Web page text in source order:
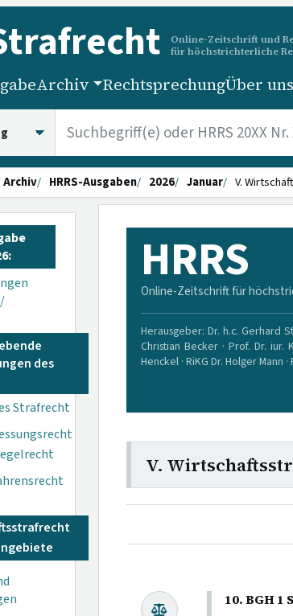
Online-Zeitschrift und
für höchstrichterliche
Archiv RechtsprechungÜber uns
Archiv HRRS-Ausgaben 2026 Januar V.
des
Strafrecht
HRRS
Online-Zeitschrift für
Herausgeber: Dr. h.c. Gerhard
Christian Becker · Prof. Dr. iur.
Henckel · RiKG Dr. Holger Mann
V.
10. BGH 1